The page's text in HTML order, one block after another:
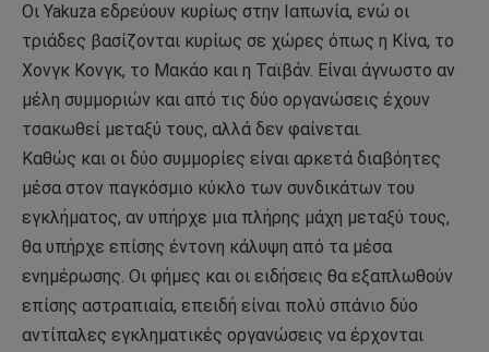
Οι Yakuza εδρεύουν κυρίως στην Ιαπωνία, ενώ οι
τριάδες βασίζονται κυρίως σε χώρες όπως η Κίνα, το
Χονγκ Κονγκ, το Μακάο και η Ταϊβάν. Είναι άγνωστο αν
μέλη συμμοριών και από τις δύο οργανώσεις έχουν
τσακωθεί μεταξύ τους, αλλά δεν φαίνεται.
Καθώς και οι δύο συμμορίες είναι αρκετά διαβόητες
μέσα στον παγκόσμιο κύκλο των συνδικάτων του
εγκλήματος, αν υπήρχε μια πλήρης μάχη μεταξύ τους,
θα υπήρχε επίσης έντονη κάλυψη από τα μέσα
ενημέρωσης. Οι φήμες και οι ειδήσεις θα εξαπλωθούν
επίσης αστραπιαία, επειδή είναι πολύ σπάνιο δύο
αντίπαλες εγκληματικές οργανώσεις να έρχονται